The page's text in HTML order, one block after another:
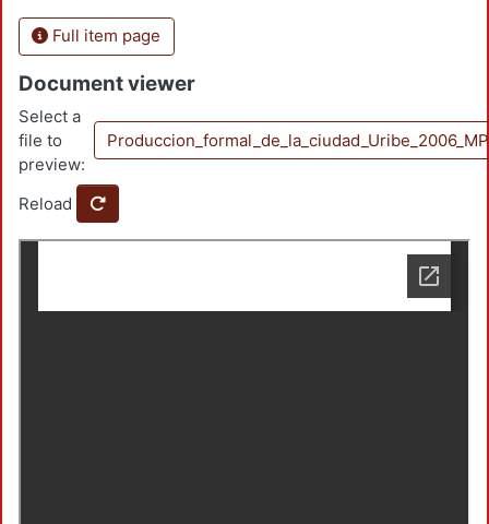
Full item page
Document viewer
Select a
file to
preview:
Reload